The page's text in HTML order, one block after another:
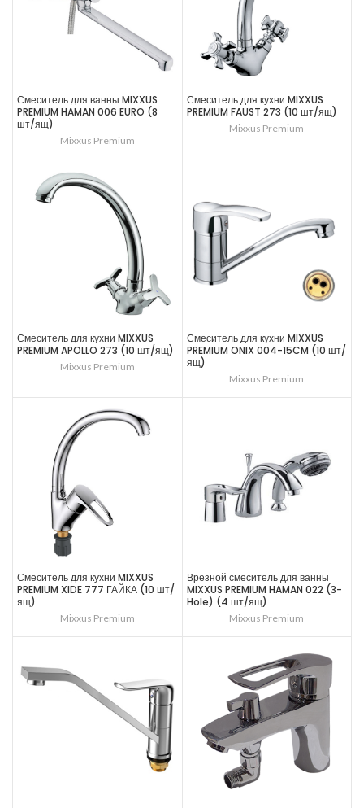
Смеситель для ванны MIXXUS
PREMIUM HAMAN 006 EURO (8
шт/ящ)
Mixxus Premium
Смеситель для кухни MIXXUS
PREMIUM FAUST 273 (10 шт/ящ)
Mixxus Premium
Смеситель для кухни MIXXUS
PREMIUM APOLLO 273 (10 шт/ящ)
Mixxus Premium
Смеситель для кухни MIXXUS
PREMIUM ONIX 004-15CM (10 шт/
ящ)
Mixxus Premium
Смеситель для кухни MIXXUS
PREMIUM XIDE 777 ГАЙКА (10 шт/
ящ)
Mixxus Premium
Врезной смеситель для ванны
MIXXUS PREMIUM HAMAN 022 (3-
Hole) (4 шт/ящ)
Mixxus Premium